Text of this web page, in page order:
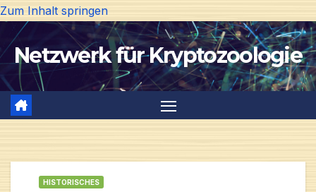
Zum Inhalt springen
Netzwerk für Kryptozoologie
HISTORISCHES